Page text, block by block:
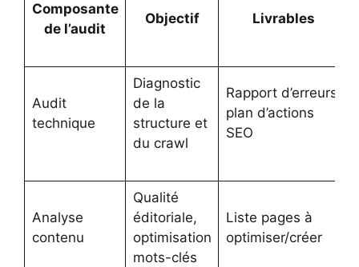
Composante
de l’audit
Objectif Livrables
Audit
technique
Diagnostic
de la
structure et
du crawl
Rapport d’erreurs,
plan d’actions
SEO
Analyse
contenu
Qualité
éditoriale,
optimisation
mots-clés
Liste pages à
optimiser/créer